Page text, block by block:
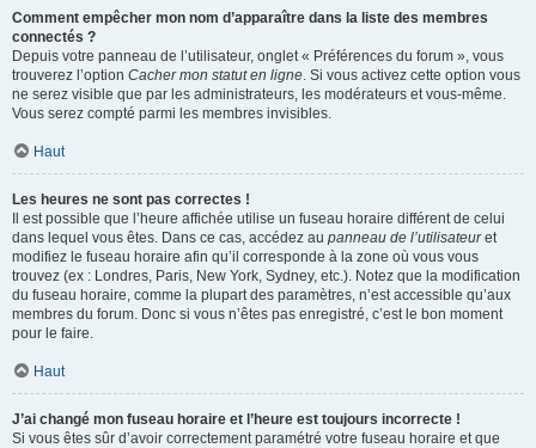
Comment empêcher mon nom d’apparaître dans la liste des membres
connectés ?
Depuis votre panneau de l’utilisateur, onglet « Préférences du forum », vous
trouverez l’option Cacher mon statut en ligne. Si vous activez cette option vous
ne serez visible que par les administrateurs, les modérateurs et vous-même.
Vous serez compté parmi les membres invisibles.
Haut
Les heures ne sont pas correctes !
Il est possible que l’heure affichée utilise un fuseau horaire différent de celui
dans lequel vous êtes. Dans ce cas, accédez au panneau de l’utilisateuret
modifiez le fuseau horaire afin qu’il corresponde à la zone où vous vous
trouvez (ex : Londres, Paris, New York, Sydney, etc.). Notez que la modification
du fuseau horaire, comme la plupart des paramètres, n’est accessible qu’aux
membres du forum. Donc si vous n’êtes pas enregistré, c’est le bon moment
pour le faire.
Haut
J’ai changé mon fuseau horaire et l’heure est toujours incorrecte !
Si vous êtes sûr d’avoir correctement paramétré votre fuseau horaire et que